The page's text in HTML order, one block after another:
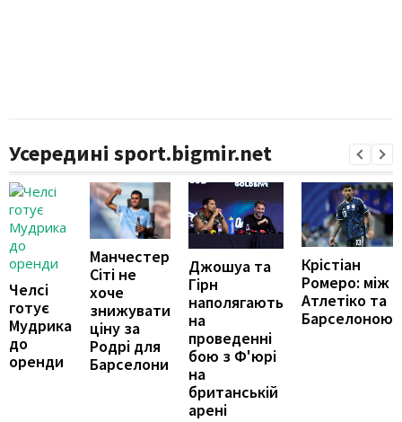
Усередині sport.bigmir.net
Челсі
готує
Мудрика
до
оренди
Манчестер
Сіті не
хоче
знижувати
ціну за
Родрі для
Барселони
Джошуа та
Гірн
наполягають
на
проведенні
бою з Ф'юрі
на
британській
арені
Крістіан
Ромеро: між
Атлетіко та
Барселоною